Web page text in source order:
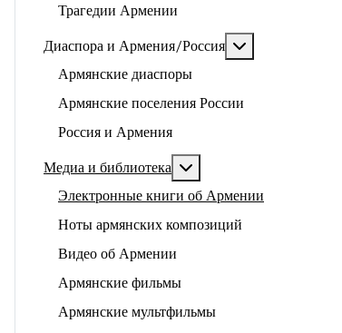
Трагедии Армении
Диаспора и Армения/Россия
Армянские диаспоры
Армянские поселения России
Россия и Армения
Медиа и библиотека
Электронные книги об Армении
Ноты армянских композиций
Видео об Армении
Армянские фильмы
Армянские мультфильмы